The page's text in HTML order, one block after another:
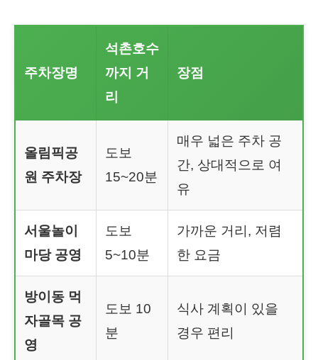
주차장명
석촌호수
까지 거
리
장점
올림픽공
원 주차장
도보
15~20분
매우 넓은 주차 공
간, 상대적으로 여
유
서울놀이
마당 공영
도보
5~10분
가까운 거리, 저렴
한 요금
방이동 먹
자골목 공
영
도보 10
분
식사 계획이 있을
경우 편리